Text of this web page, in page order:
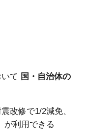
て 国・自治体の
改修で1/2減免、
が利用できる